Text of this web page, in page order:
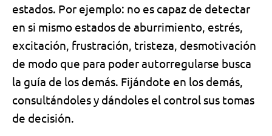
estados. Por ejemplo: no es capaz de detectar
en si mismo estados de aburrimiento, estrés,
excitación, frustración, tristeza, desmotivación
de modo que para poder autorregularse busca
la guía de los demás. Fijándote en los demás,
consultándoles y dándoles el control sus tomas
de decisión.